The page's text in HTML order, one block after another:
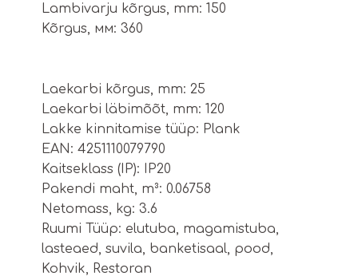
Lambivarju kõrgus, mm: 150
Kõrgus, мм: 360
Laekarbi kõrgus, mm: 25
Laekarbi läbimõõt, mm: 120
Lakke kinnitamise tüüp: Plank
EAN: 4251110079790
Kaitseklass (IP): IP20
Pakendi maht, m³: 0.06758
Netomass, kg: 3.6
Ruumi Tüüp: elutuba, magamistuba,
lasteaed, suvila, banketisaal, pood,
Kohvik, Restoran